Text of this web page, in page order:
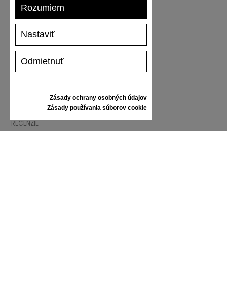
DOPRAVA A PLATBA
VRÁTENIE TOVARU
STAROSTLIVOSŤ O TENISKY
DARČEKOVÝ POUKAZ
RECENZIE
Rozumiem
Odmietnuť
Nastaviť
Zásady ochrany osobných údajov
Zásady používania súborov cookie